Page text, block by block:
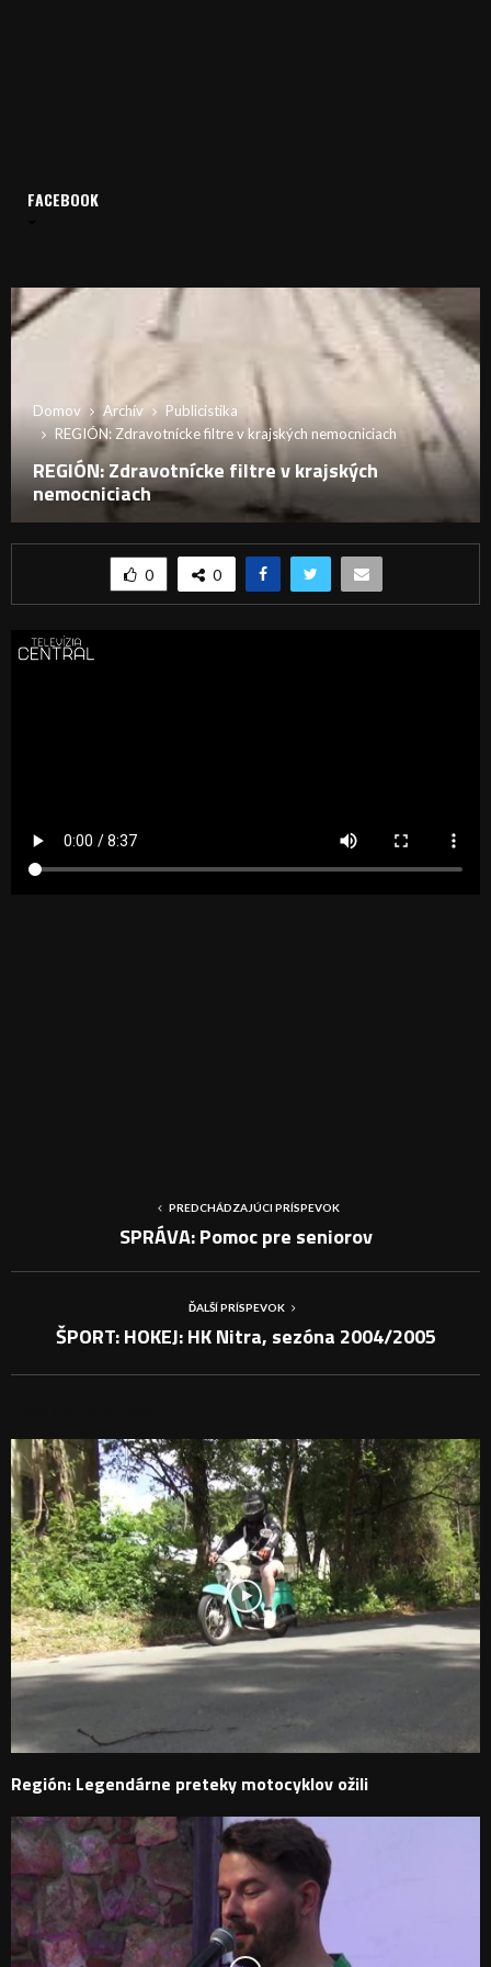
Domov Archív
Publicistika
REGIÓN: Zdravotnícke filtre v krajských nemocniciach
REGIÓN: Zdravotnícke filtre v krajských
nemocniciach
0 0
PREDCHÁDZAJÚCI PRÍSPEVOK
SPRÁVA: Pomoc pre seniorov
ĎALŠÍ PRÍSPEVOK
ŠPORT: HOKEJ: HK Nitra, sezóna 2004/2005
Región: Legendárne preteky motocyklov ožili
FACEBOOK